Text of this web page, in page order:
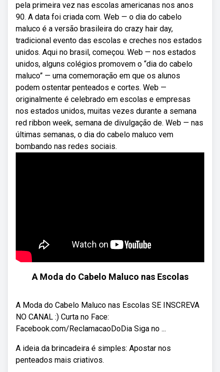
pela primeira vez nas escolas americanas nos anos
90. A data foi criada com. Web — o dia do cabelo
maluco é a versão brasileira do crazy hair day,
tradicional evento das escolas e creches nos estados
unidos. Aqui no brasil, começou. Web — nos estados
unidos, alguns colégios promovem o “dia do cabelo
maluco” — uma comemoração em que os alunos
podem ostentar penteados e cortes. Web —
originalmente é celebrado em escolas e empresas
nos estados unidos, muitas vezes durante a semana
red ribbon week, semana de divulgação de. Web — nas
últimas semanas, o dia do cabelo maluco vem
bombando nas redes sociais.
A Moda do Cabelo Maluco nas Escolas
A Moda do Cabelo Maluco nas Escolas SE INSCREVA
NO CANAL :) Curta no Face:
Facebook.com/ReclamacaoDoDia Siga no ...
A ideia da brincadeira é simples: Apostar nos
penteados mais criativos.